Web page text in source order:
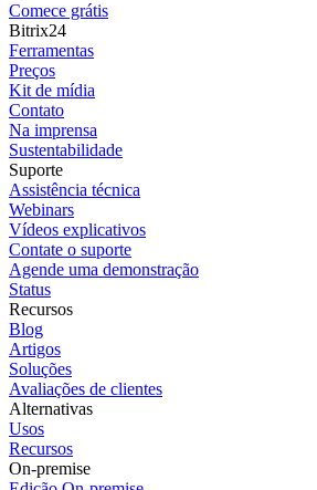
Comece grátis
Bitrix24
Ferramentas
Preços
Kit de mídia
Contato
Na imprensa
Sustentabilidade
Suporte
Assistência técnica
Webinars
Vídeos explicativos
Contate o suporte
Agende uma demonstração
Status
Recursos
Blog
Artigos
Soluções
Avaliações de clientes
Alternativas
Usos
Recursos
On-premise